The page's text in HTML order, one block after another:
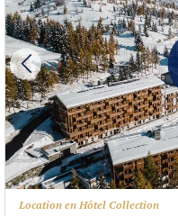
Location en Hôtel Collection